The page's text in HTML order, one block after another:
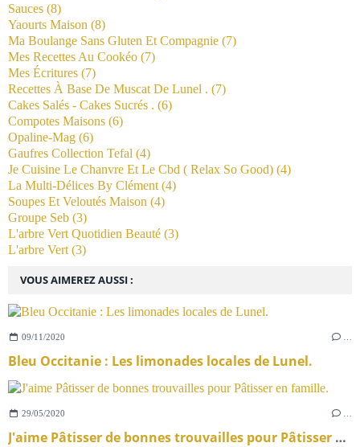
VOUS AIMEREZ AUSSI :
09/11/2020
Bleu Occitanie : Les limonades locales de Lunel.
29/05/2020
J'aime Pâtisser de bonnes trouvailles pour Pâtisser en famille.
Sauces (8)
Yaourts Maison (8)
Ma Boulange Sans Gluten Et Compagnie (7)
Mes Recettes Au Cookéo (7)
Mes Écritures (7)
Recettes À Base De Muscat De Lunel . (7)
Cakes Salés - Cakes Sucrés . (6)
Compotes Maisons (6)
Opaline-Mag (6)
Gaufres Collection Tefal (4)
Je Cuisine Le Chanvre Et Le Cbd ( Relax So Good) (4)
La Multi-Délices By Clément (4)
Soupes Et Veloutés Maison (4)
Groupe Seb (3)
L'arbre Vert Quotidien Beauté (3)
L'arbre Vert (3)